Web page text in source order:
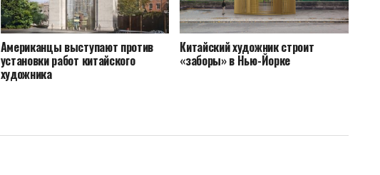
Американцы выступают против
установки работ китайского
художника
Китайский художник строит
«заборы» в Нью-Йорке